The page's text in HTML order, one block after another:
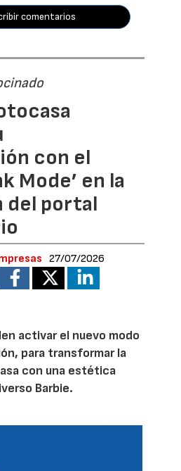
comentarios
con el
Mode’ en la
del portal
27/07/2026
activar el nuevo modo
para transformar la
con una estética
Barbie.